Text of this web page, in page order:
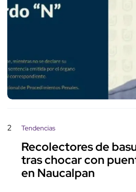
2 Tendencias
Recolectores de
tras chocar con
en Naucalpan